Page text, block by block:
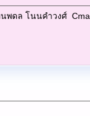
ดล โนนคำวงศ์